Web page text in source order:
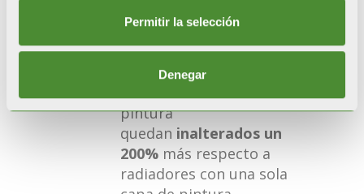
Permitir la selección
Denegar
RESISTENCIA CERTIFICADA
Durante las pruebas de
corrosión acelerada*, los
pintura
quedan inalterados un
200% más respecto a
radiadores con una sola